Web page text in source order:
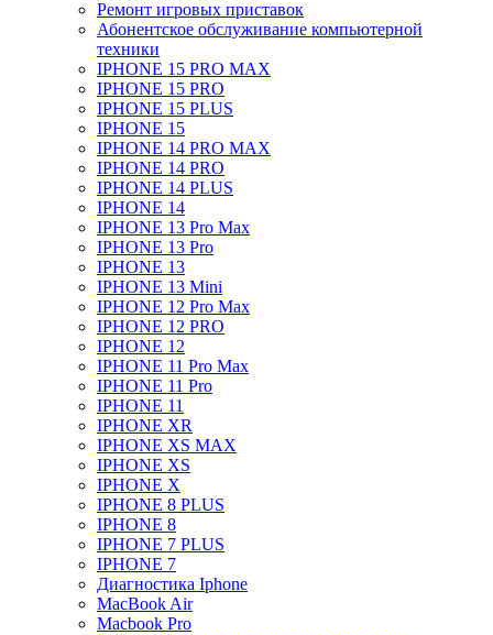
Ремонт игровых приставок
Абонентское обслуживание компьютерной
техники
IPHONE 15 PRO MAX
IPHONE 15 PRO
IPHONE 15 PLUS
IPHONE 15
IPHONE 14 PRO MAX
IPHONE 14 PRO
IPHONE 14 PLUS
IPHONE 14
IPHONE 13 Pro Max
IPHONE 13 Pro
IPHONE 13
IPHONE 13 Mini
IPHONE 12 Pro Max
IPHONE 12 PRO
IPHONE 12
IPHONE 11 Pro Max
IPHONE 11 Pro
IPHONE 11
IPHONE XR
IPHONE XS MAX
IPHONE XS
IPHONE X
IPHONE 8 PLUS
IPHONE 8
IPHONE 7 PLUS
IPHONE 7
Диагностика Iphone
MacBook Air
Macbook Pro